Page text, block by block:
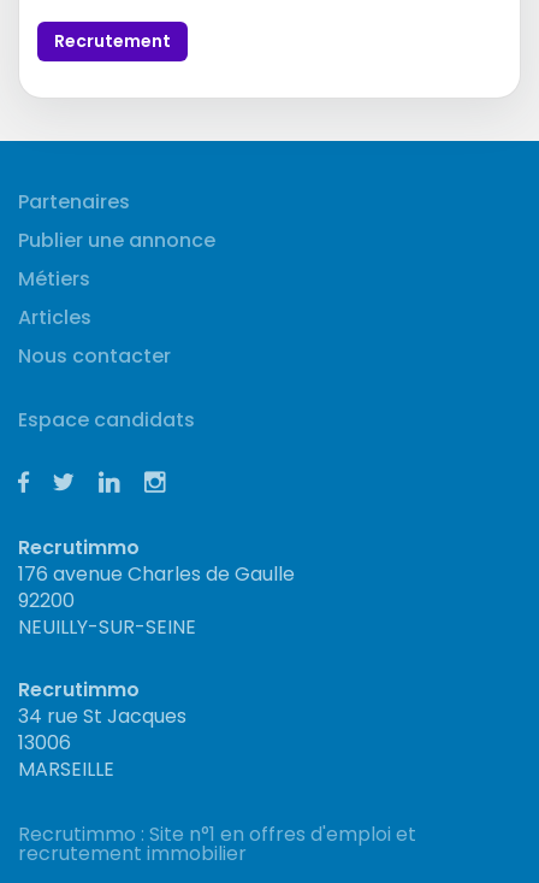
Recrutement
Partenaires
Publier une annonce
Métiers
Articles
Nous contacter
Espace candidats
Recrutimmo
176 avenue Charles de Gaulle
92200
NEUILLY-SUR-SEINE
Recrutimmo
34 rue St Jacques
13006
MARSEILLE
Recrutimmo : Site n°1 en offres d'emploi et
recrutement immobilier